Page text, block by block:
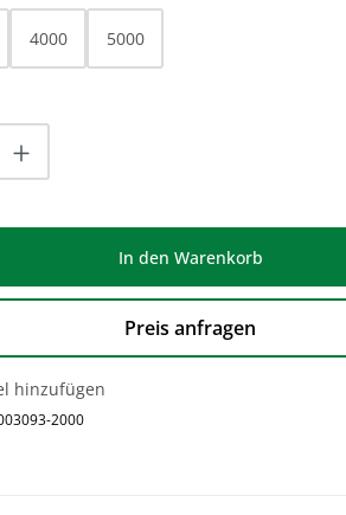
4000 5000
Gib den
In den Warenkorb
Preis anfragen
hinzufügen
2000